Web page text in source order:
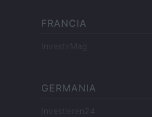
FRANCIA
InvestirMag
GERMANIA
Investieren24